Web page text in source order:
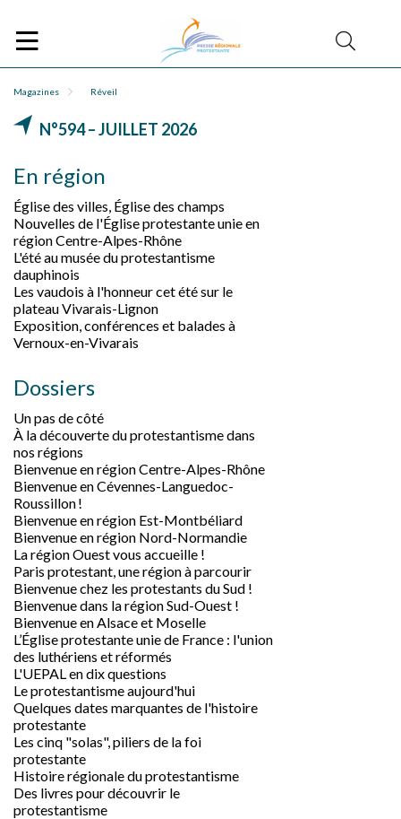
Magazines Réveil
N°594 – JUILLET 2026
En région
Église des villes, Église des champs
Nouvelles de l'Église protestante unie en
région Centre-Alpes-Rhône
L'été au musée du protestantisme
dauphinois
Les vaudois à l'honneur cet été sur le
plateau Vivarais-Lignon
Exposition, conférences et balades à
Vernoux-en-Vivarais
Dossiers
Un pas de côté
À la découverte du protestantisme dans
nos régions
Bienvenue en région Centre-Alpes-Rhône
Bienvenue en Cévennes-Languedoc-
Roussillon !
Bienvenue en région Est-Montbéliard
Bienvenue en région Nord-Normandie
La région Ouest vous accueille !
Paris protestant, une région à parcourir
Bienvenue chez les protestants du Sud !
Bienvenue dans la région Sud-Ouest !
Bienvenue en Alsace et Moselle
L’Église protestante unie de France : l'union
des luthériens et réformés
L'UEPAL en dix questions
Le protestantisme aujourd'hui
Quelques dates marquantes de l'histoire
protestante
Les cinq "solas", piliers de la foi
protestante
Histoire régionale du protestantisme
Des livres pour découvrir le
protestantisme